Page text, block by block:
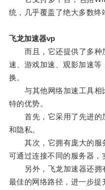
统，几乎覆盖了绝大多数终
飞龙加速器vp
而且，它还提供了多种
速、游戏加速、观影加速
换。
与其他网络加速工具相
特的优势。
首先，它采用了先进的
和隐私。
其次，它拥有庞大的服
可通过连接不同的服务器，
另外，飞龙加速器还拥
最佳的网络路径，进一步提